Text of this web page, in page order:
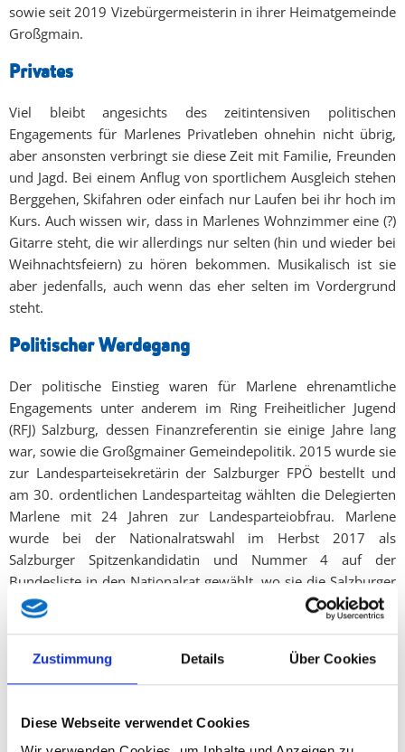
Zustimmung Details Über Cookies
Diese Webseite verwendet Cookies
sowie seit 2019 Vizebürgermeisterin in ihrer Heimatgemeinde
Großgmain.
Privates
Viel bleibt angesichts des zeitintensiven politischen
Engagements für Marlenes Privatleben ohnehin nicht übrig,
aber ansonsten verbringt sie diese Zeit mit Familie, Freunden
und Jagd. Bei einem Anflug von sportlichem Ausgleich stehen
Berggehen, Skifahren oder einfach nur Laufen bei ihr hoch im
Kurs. Auch wissen wir, dass in Marlenes Wohnzimmer eine (?)
Gitarre steht, die wir allerdings nur selten (hin und wieder bei
Weihnachtsfeiern) zu hören bekommen. Musikalisch ist sie
aber jedenfalls, auch wenn das eher selten im Vordergrund
steht.
Politischer Werdegang
Der politische Einstieg waren für Marlene ehrenamtliche
Engagements unter anderem im Ring Freiheitlicher Jugend
(RFJ) Salzburg, dessen Finanzreferentin sie einige Jahre lang
war, sowie die Großgmainer Gemeindepolitik. 2015 wurde sie
zur Landesparteisekretärin der Salzburger FPÖ bestellt und
am 30. ordentlichen Landesparteitag wählten die Delegierten
Marlene mit 24 Jahren zur Landesparteiobfrau. Marlene
wurde bei der Nationalratswahl im Herbst 2017 als
Salzburger Spitzenkandidatin und Nummer 4 auf der
Bundesliste in den Nationalrat gewählt, wo sie die Salzburger
FPÖ bis zur Landtagswahl 2018 vertrat. Am 13. Jänner 2018
wurde sie außerdem zur Generalsekretärin der Bundes-FPÖ
nach Salzburg und nach der Wahl in den Salzburger Landtag
zurück, um sich voll und ganz auf ihre Aufgabe in ihrem
führt Marlene den Freiheitlichen Landtagsklub in Salzburg an.